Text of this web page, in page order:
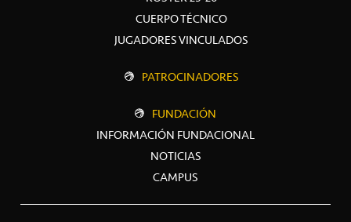
CUERPO TÉCNICO
JUGADORES VINCULADOS
PATROCINADORES
FUNDACIÓN
INFORMACIÓN FUNDACIONAL
NOTICIAS
CAMPUS